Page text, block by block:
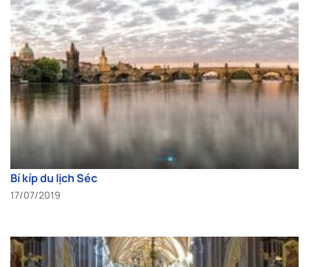
Bí kíp du lịch Séc
17/07/2019